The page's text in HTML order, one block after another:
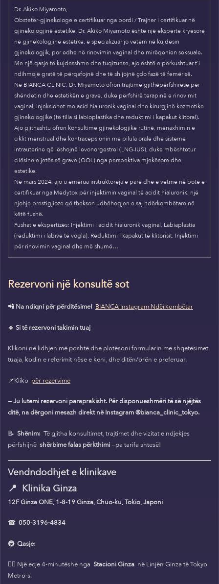
Dr. Akiko Miyamoto,
Obstetër-gjinekologe e certifikuar nga bordi / Trajner i certifikuar në
gjinekologjinë estetike. Dr. Akiko Miyamoto është një eksperte kryesore
në gjinekologjinë estetike, e specializuar jo vetëm në kujdesin
gjinekologjik, por edhe në rinovimin vaginal dhe mirëqenien seksuale.
Me një qasje të kujdesshme dhe fuqizuese, ajo është e përkushtuar t'i
ndihmojë gratë të përqafojnë dhe të shijojnë çdo fazë të femërisë.
Në BIANCA CLINIC, Dr. Miyamoto ofron trajtime gjithëpërfshirëse për
shëndetin dhe estetikën e grave, duke përfshirë terapinë e rinovimit
vaginal, injeksionet me acid hialuronik vaginal dhe kirurgjinë kozmetike
gjinekologjike (të tilla si labioplastika dhe reduktimi i kapakut klitoral).
Ajo gjithashtu ofron konsultime gjinekologjike rutinë, menaxhimin e
ciklit menstrual dhe kontracepsionin me pilula orale dhe sisteme
intrauterine që lëshojnë levonorgestrel (LNG-IUS), duke mbështetur
cilësinë e jetës së grave (QOL) nga perspektiva mjekësore dhe
estetike.
Në mars 2024, ajo u emërua instruktoreja e parë dhe e vetme në botë e
certifikuar nga Medytox për injektimin vaginal të acidit hialuronik, një
njohje prestigjioze që thekson udhëheqjen e saj ndërkombëtare në
këtë fushë.
Fushat e ekspertizës: Injektimi i acidit hialuronik vaginal, Labiaplastia
(reduktimi i labive të vogla), Reduktimi i kapakut të klitorisit, Injektimi
për rinovimin vaginal dhe më shumë…
Rezervoni një konsultë sot
📲 Na ndiqni për përditësime! BIANCA Instagram Ndërkombëtar
🔹 Si të rezervoni takimin tuaj
Klikoni në lidhjen më poshtë dhe plotësoni formularin me shqetësimet
tuaja, kodin e referimit nëse e keni, dhe ditën/orën e preferuar.
📌Kliko për rezervime
— Ju lutemi rezervoni paraprakisht. Për disponueshmëri të së njëjtës
ditë, na dërgoni mesazh direkt në Instagram @bianca_clinic_tokyo.
📝 Shënim: Të gjitha konsultimet, trajtimet dhe vizitat e ndjekjes
përfshijnë shërbime falas përkthimi—pa tarifa shtesë!
Vendndodhjet e klinikave
📍 Klinika Ginza
12F Ginza ONE, 1-8-19 Ginza, Chuo-ku, Tokio, Japoni
☎ 050-3196-4834
🚇 Qasje:
🚶‍♀️ Një ecje 4-minutëshe nga Stacioni Ginza në Linjën Ginza të Tokyo
Metro-s.